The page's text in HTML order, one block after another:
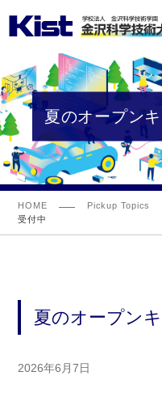
夏のオープン
HOME Pickup Topics
受付中
夏のオープン
2026年6月7日